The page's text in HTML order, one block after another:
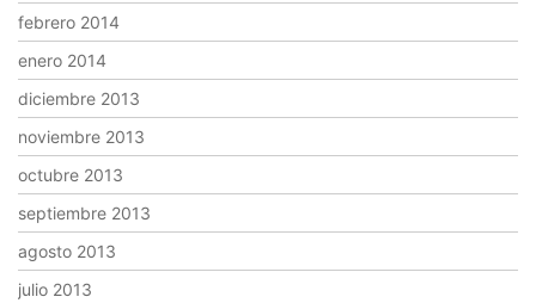
febrero 2014
enero 2014
diciembre 2013
noviembre 2013
octubre 2013
septiembre 2013
agosto 2013
julio 2013